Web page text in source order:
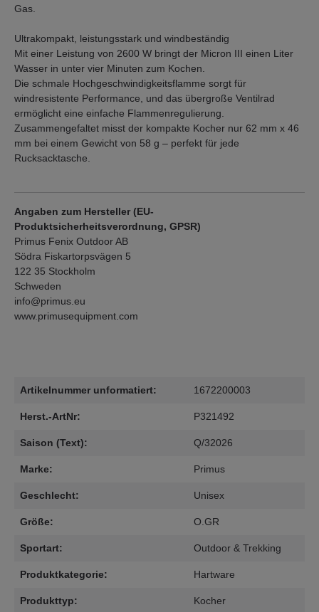
Gas.
Ultrakompakt, leistungsstark und windbeständig
Mit einer Leistung von 2600 W bringt der Micron III einen Liter
Wasser in unter vier Minuten zum Kochen.
Die schmale Hochgeschwindigkeitsflamme sorgt für
windresistente Performance, und das übergroße Ventilrad
ermöglicht eine einfache Flammenregulierung.
Zusammengefaltet misst der kompakte Kocher nur 62 mm x 46
mm bei einem Gewicht von 58 g – perfekt für jede
Rucksacktasche.
Angaben zum Hersteller (EU-
Produktsicherheitsverordnung, GPSR)
Primus Fenix Outdoor AB
Södra Fiskartorpsvägen 5
122 35 Stockholm
Schweden
info@primus.eu
www.primusequipment.com
Artikelnummer unformatiert: 1672200003
Herst.-ArtNr: P321492
Saison (Text): Q/32026
Marke: Primus
Geschlecht: Unisex
Größe: O.GR
Sportart: Outdoor & Trekking
Produktkategorie: Hartware
Produkttyp: Kocher